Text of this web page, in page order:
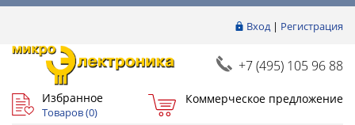
Вход| Регистрация
+7 (495) 105 96 88
Избранное
Товаров (0)
Коммерческое предложение